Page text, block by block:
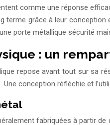
comme une réponse
terme grâce à leur
porte métallique sécurité
: un
repose avant tout sur sa
conception réfléchie et
fabriquées à partir